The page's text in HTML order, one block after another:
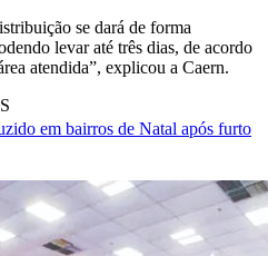
se dará de forma
levar até três dias, de acordo
atendida”, explicou a Caern.
em bairros de Natal após furto